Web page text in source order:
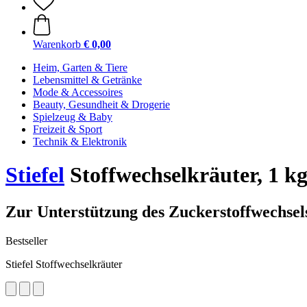
Warenkorb € 0,00
Heim, Garten & Tiere
Lebensmittel & Getränke
Mode & Accessoires
Beauty, Gesundheit & Drogerie
Spielzeug & Baby
Freizeit & Sport
Technik & Elektronik
Stiefel Stoffwechselkräuter, 1 kg
Zur Unterstützung des
Bestseller
Stiefel Stoffwechselkräuter